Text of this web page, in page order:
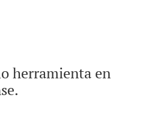
herramienta en